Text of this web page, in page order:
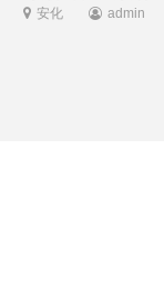
安化 admin